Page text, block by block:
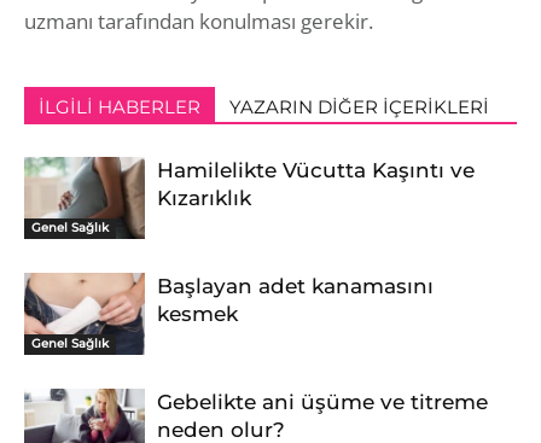
uzmanı tarafından konulması gerekir.
İLGILI HABERLER YAZARIN DIĞER İÇERIKLERI
Genel Sağlık
Hamilelikte Vücutta Kaşıntı ve
Kızarıklık
Genel Sağlık
Başlayan adet kanamasını
kesmek
Gebelikte ani üşüme ve titreme
neden olur?